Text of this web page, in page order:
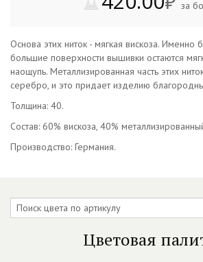
за
Основа этих ниток - мягкая вискоза. Именно
большие поверхности вышивки остаются
наощупь. Металлизированная часть этих
серебро, и это придает изделию
Толщина: 40.
Состав: 60% вискоза, 40%
Производство: Германия.
Цветовая